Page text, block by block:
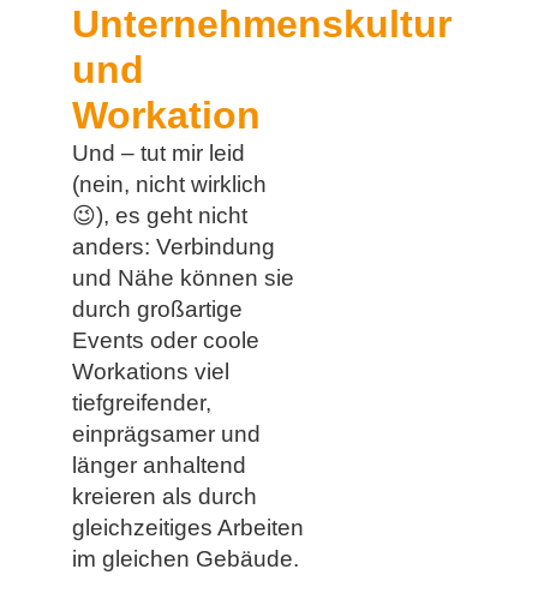
Unternehmenskultur
und
Workation
Und – tut mir leid
(nein, nicht wirklich
😉), es geht nicht
anders: Verbindung
und Nähe können sie
durch großartige
Events oder coole
Workations viel
tiefgreifender,
einprägsamer und
länger anhaltend
kreieren als durch
gleichzeitiges Arbeiten
im gleichen Gebäude.